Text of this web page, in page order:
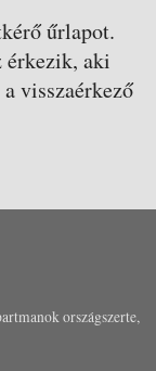
űrlapot.
érkezik, aki
visszaérkező
országszerte,